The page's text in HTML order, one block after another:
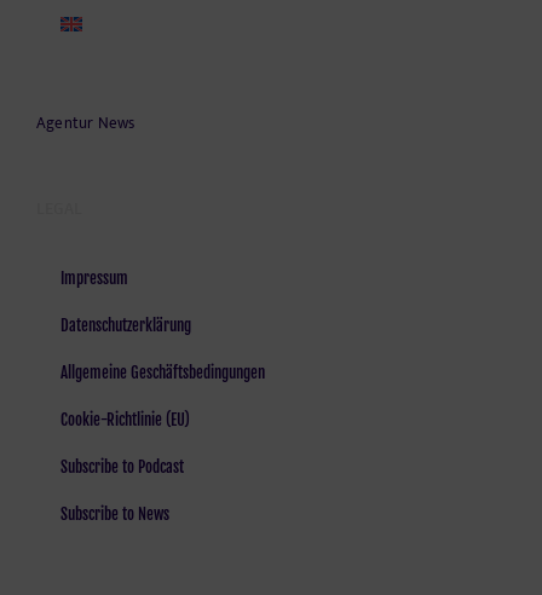
Agentur News
Impressum
Datenschutzerklärung
Allgemeine Geschäftsbedingungen
Cookie-Richtlinie (EU)
Subscribe to Podcast
Subscribe to News